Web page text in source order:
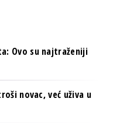
Ovo su najtraženiji
novac, već uživa u